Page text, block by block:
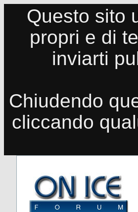
Questo sito
propri e di
inviarti
Chiudendo
cliccando